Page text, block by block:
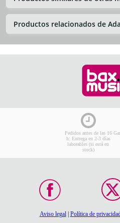
Productos relacionados de
Pedidos antes de las 16
h: Entrega en 2-3 días
laborables (si está en
stock)
Aviso legal| Política de